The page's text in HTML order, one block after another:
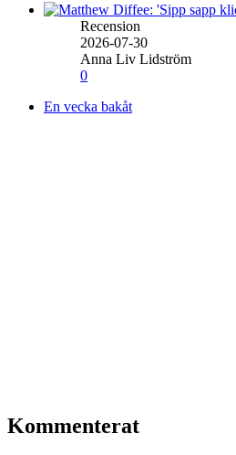
Recension
2026-07-30
Anna Liv Lidström
0
En vecka bakåt
Kommenterat